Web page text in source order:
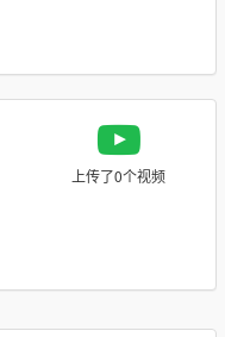
上传了0个视频